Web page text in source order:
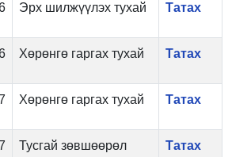
Эрх шилжүүлэх тухай Татах
Хөрөнгө гаргах тухай Татах
Хөрөнгө гаргах тухай Татах
Тусгай зөвшөөрөл
Татах